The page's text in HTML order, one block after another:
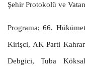
Şehir Protokolü ve
Programa; 66.
Kirişci, AK Parti
Debgici, Tuba